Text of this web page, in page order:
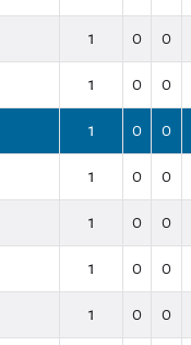
1 0 0
1 0 0
1 0 0
1 0 0
1 0 0
1 0 0
1 0 0